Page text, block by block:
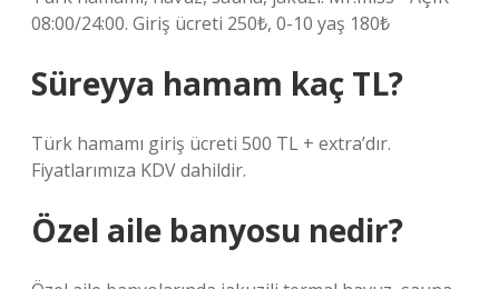
08:00/24:00. Giriş ücreti 250₺, 0-10 yaş 180₺
Süreyya hamam kaç TL?
Türk hamamı giriş ücreti 500 TL + extra’dır.
Fiyatlarımıza KDV dahildir.
Özel aile banyosu nedir?